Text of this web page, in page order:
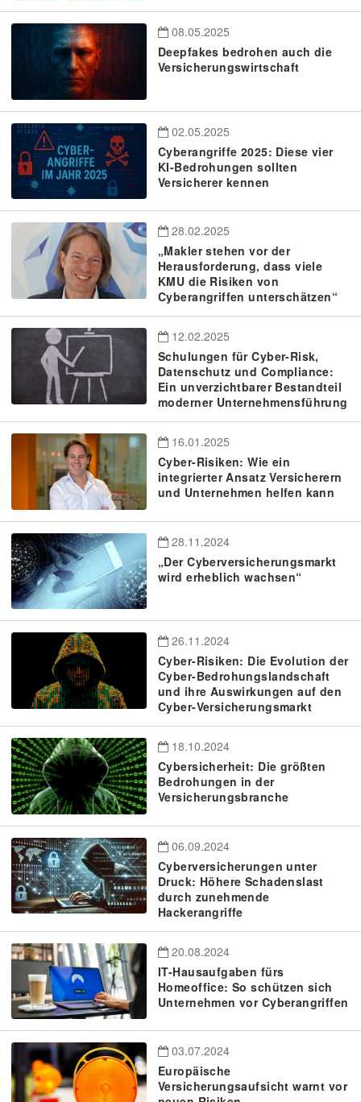
08.05.2025
Deepfakes bedrohen auch die
Versicherungswirtschaft
02.05.2025
Cyberangriffe 2025: Diese vier
KI-Bedrohungen sollten
Versicherer kennen
28.02.2025
„Makler stehen vor der
Herausforderung, dass viele
KMU die Risiken von
Cyberangriffen unterschätzen“
12.02.2025
Schulungen für Cyber-Risk,
Datenschutz und Compliance:
Ein unverzichtbarer Bestandteil
moderner Unternehmensführung
16.01.2025
Cyber-Risiken: Wie ein
integrierter Ansatz Versicherern
und Unternehmen helfen kann
28.11.2024
„Der Cyberversicherungsmarkt
wird erheblich wachsen“
26.11.2024
Cyber-Risiken: Die Evolution der
Cyber-Bedrohungslandschaft
und ihre Auswirkungen auf den
Cyber-Versicherungsmarkt
18.10.2024
Cybersicherheit: Die größten
Bedrohungen in der
Versicherungsbranche
06.09.2024
Cyberversicherungen unter
Druck: Höhere Schadenslast
durch zunehmende
Hackerangriffe
20.08.2024
IT-Hausaufgaben fürs
Homeoffice: So schützen sich
Unternehmen vor Cyberangriffen
03.07.2024
Europäische
Versicherungsaufsicht warnt vor